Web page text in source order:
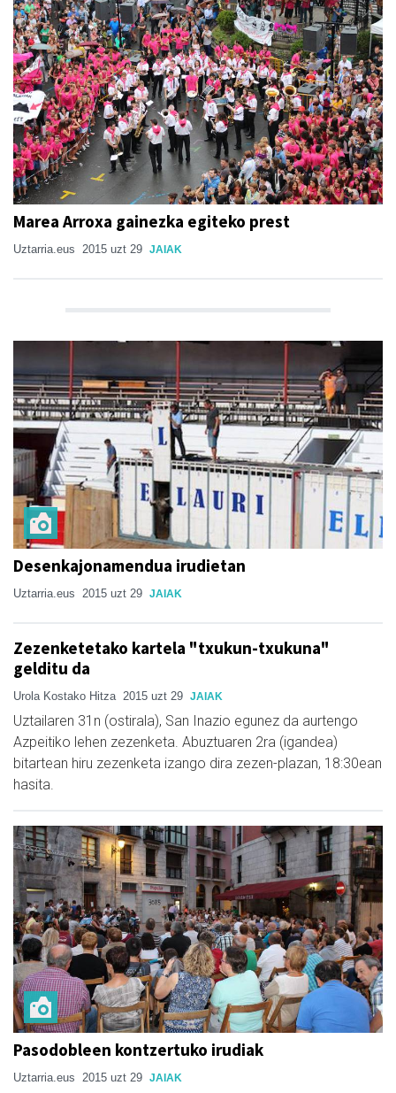
Marea Arroxa gainezka egiteko prest
Uztarria.eus 2015 uzt 29 JAIAK
Desenkajonamendua irudietan
Uztarria.eus 2015 uzt 29 JAIAK
Zezenketetako kartela "txukun-txukuna"
gelditu da
Urola Kostako Hitza 2015 uzt 29 JAIAK
Uztailaren 31n (ostirala), San Inazio egunez da aurtengo
Azpeitiko lehen zezenketa. Abuztuaren 2ra (igandea)
bitartean hiru zezenketa izango dira zezen-plazan, 18:30ean
hasita.
Pasodobleen kontzertuko irudiak
Uztarria.eus 2015 uzt 29 JAIAK